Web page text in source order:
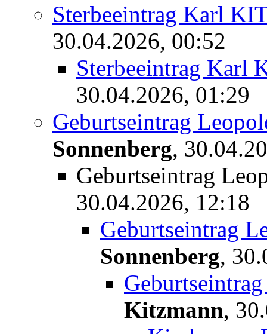
Sterbeeintrag Karl
30.04.2026, 00:52
Sterbeeintrag Karl
30.04.2026, 01:29
Geburtseintrag
Sonnenberg,
Geburtseintrag
30.04.2026, 12:18
Geburtseintrag
Sonnenberg,
Kitzmann,